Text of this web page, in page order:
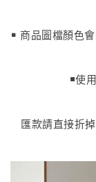
￭ 商品圖檔顏色
￭使
匯款請直接折